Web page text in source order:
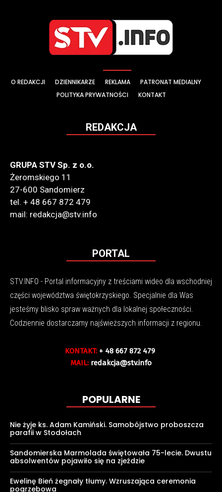
O REDAKCJI DZIENNIKARZE REKLAMA
PATRONAT MEDIALNY
POLITYKA PRYWATNOŚCI
KONTAKT
REDAKCJA
GRUPA STV Sp. z o.o.
Żeromskiego 11
27-600 Sandomierz
tel. + 48 667 872 479
mail: redakcja@stv.info
PORTAL
STV.INFO - Portal informacyjny z treściami wideo dla wschodniej
części województwa świętokrzyskiego. Specjalnie dla Was
jesteśmy blisko spraw ważnych dla lokalnej społeczności.
Codziennie dostarczamy najświeższych informacji z regionu.
KONTAKT: + 48 667 872 479
MAIL: redakcja@stv.info
POPULARNE
Nie żyje ks. Adam Kamiński. Samobójstwo proboszcza
parafii w Stodołach
Sandomierska Marmolada świętowała 75-lecie. Dwustu
absolwentów pojawiło się na zjeździe
Ewelinę Bień żegnały tłumy. Wzruszająca ceremonia
pogrzebowa